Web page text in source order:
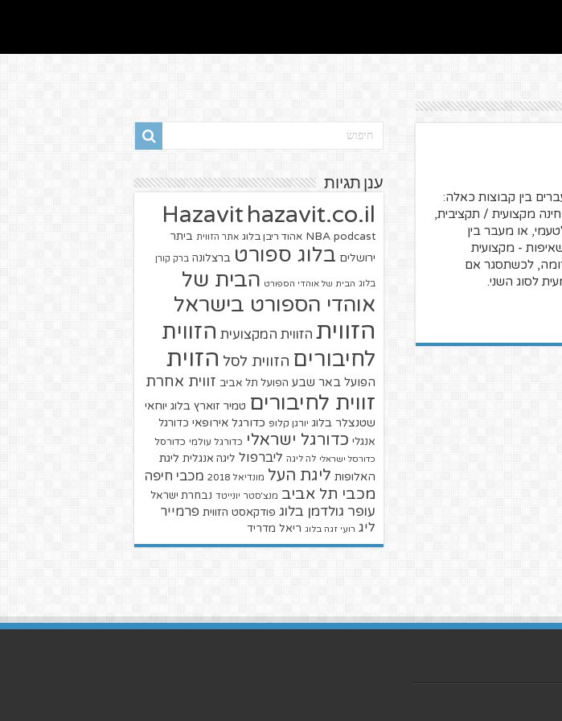
בין קבוצות כאלה:
מקצועית / תקציבית,
או מעבר בין
- מקצועית
לכשתסגר אם
לסוג השני.
ענן תגיות
Hazavit hazavit.co.il
NBA podcast אהוד ריבן בלוג אתר הזווית ביתר
ירושלים בלוג ספורט ברצלונה ברק קורן
בלוג הבית של אוהדי הספורט הבית של
אוהדי הספורט בישראל
הזווית הזווית המקצועית הזווית
לחיבורים הזווית לסל הזוית
הפועל באר שבע הפועל תל אביב זווית אחרת
זווית לחיבורים טמיר זוארץ בלוג יוחאי
שטנצלר בלוג יורגן קלופ כדורגל אירופאי כדורגל
אנגלי כדורגל ישראלי כדורגל עולמי כדורסל
כדורסל ישראלי לה ליגה ליברפול ליגה אנגלית ליגת
האלופות ליגת העל מונדיאל 2018 מכבי חיפה
מכבי תל אביב מנצ'סטר יונייטד נבחרת ישראל
עופר גולדמן בלוג פודקאסט הזווית פרמייר
ליג רועי זגה בלוג ריאל מדריד